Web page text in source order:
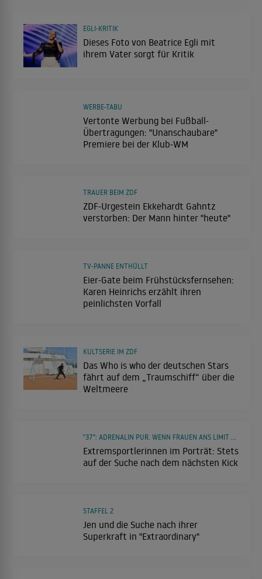
Dieses Foto von Beatrice Egli mit
ihrem Vater sorgt für Kritik
EGLI-KRITIK
Vertonte Werbung bei Fußball-
Übertragungen: "Unanschaubare"
Premiere bei der Klub-WM
WERBE-TABU
ZDF-Urgestein Ekkehardt Gahntz
verstorben: Der Mann hinter "heute"
TRAUER BEIM ZDF
Eier-Gate beim Frühstücksfernsehen:
Karen Heinrichs erzählt ihren
peinlichsten Vorfall
TV-PANNE ENTHÜLLT
Das Who is who der deutschen Stars
fährt auf dem „Traumschiff“ über die
Weltmeere
KULTSERIE IM ZDF
Extremsportlerinnen im Porträt: Stets
auf der Suche nach dem nächsten Kick
Jen und die Suche nach ihrer
Superkraft in "Extraordinary"
STAFFEL 2